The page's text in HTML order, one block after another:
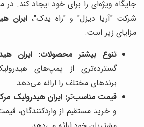
جایگاه ویژه‌ای را برای خود ایجاد کند. در
شرکت "آریا دیزل" و "راه یدک"، ایران
مزایای زیر است:
تنوع بیشتر محصولات: ایران
گسترده‌تری از پمپ‌های
برندهای مختلف را ارائه می‌دهد.
قیمت مناسب‌تر: ایران هیدرولیک
و خرید مستقیم از واردکنندگان،